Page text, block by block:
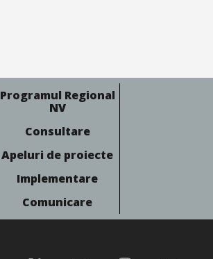
Programul Regional
NV
Consultare
Apeluri de proiecte
Implementare
Comunicare